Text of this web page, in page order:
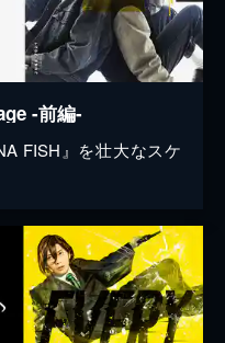
-前編-
FISH』を壮大なスケ